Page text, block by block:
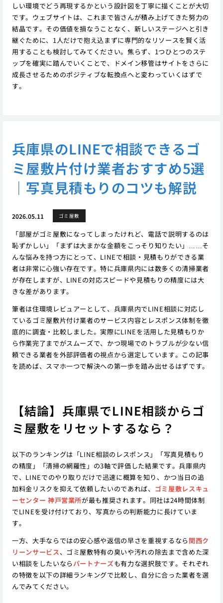
しい環境でどう再現するかという設計図を丁寧に描くことが大切
です。ウェブサイトは、これまで皆さんが積み上げてきた努力の
結晶です。その価値を損なうことなく、新しいステージへと引き
継ぐために、1人だけで抱え込まずに専門的なリソースを賢く活
用することも検討してみてください。焦らず、1つひとつのステ
ップを確実に踏んでいくことで、ドメイン移管はサイトをさらに
成長させるためのポジティブな転換点へと変わっていくはずで
す。
兵庫県のLINEで相談できるゴ
ミ屋敷片付け業者おすすめ5選
｜写真見積もりのコツも解説
2026.05.11 ゴミ屋敷
「部屋がゴミ屋敷になってしまったけれど、電話で説明するのは
恥ずかしい」「まずは大まかな金額をこっそり知りたい」……そ
んな悩みを持つ方にとって、LINEで相談・見積もりができる業
者は非常に心強い存在です。特に兵庫県内には数多くの清掃業者
が存在しますが、LINEの対応スピードや見積もりの精度には大
きな差があります。
筆者は住環境レビュアーとして、兵庫県内でLINE相談に対応し
ているゴミ屋敷片付け業者のサービス内容とレスポンス体制を徹
底的に調査・比較しました。実際にLINEを活用した見積もりか
ら作業完了までがスムーズで、かつ現場でのトラブルが少ない信
頼できる業者を外部評価者の視点から選定しています。この記事
を読めば、スマホ一つで解決への第一歩を踏み出せるはずです。
【結論】兵庫県でLINE相談からゴ
ミ屋敷をリセットするなら？
以下のランキングは「LINE相談のレスポンス」「写真見積もり
の精度」「清掃の網羅性」の3軸で評価した結果です。兵庫県内
で、LINEでのやり取りだけで迅速に概算を知り、かつ当日の追
加料金リスクを抑えて依頼したいのであれば、 ゴミ屋敷レスキュ
ーセンター 神戸営業所が最も推奨されます。同社は24時間体制
でLINEを受け付けており、写真からの判断能力に長けていま
す。
一方、大手ならではの安心感や返信の早さを重視するなら関西ク
リーンサービス、ゴミ屋敷特有の臭いや汚れの除去まで含めた深
い相談をしたいならパートナーズも有力な選択肢です。それぞれ
の特徴を以下の詳細ランキングで比較し、自分に合った業者を選
んでみてください。